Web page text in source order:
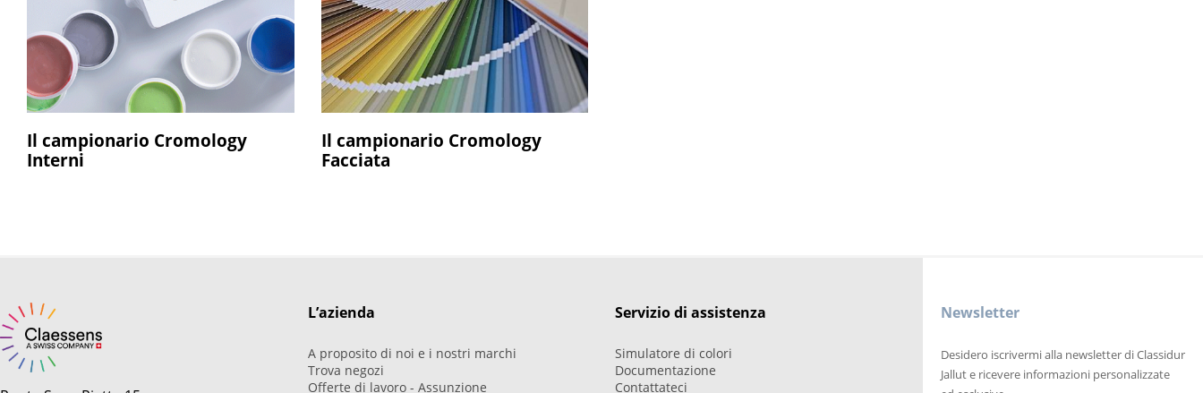
Il campionario Cromology
Interni
Il campionario Cromology
Facciata
L’azienda
A proposito di noi e i nostri marchi
Trova negozi
Offerte di lavoro - Assunzione
Servizio di assistenza
Simulatore di colori
Documentazione
Contattateci
Newsletter
Desidero iscrivermi alla newsletter di Classidur
Jallut e ricevere informazioni personalizzate